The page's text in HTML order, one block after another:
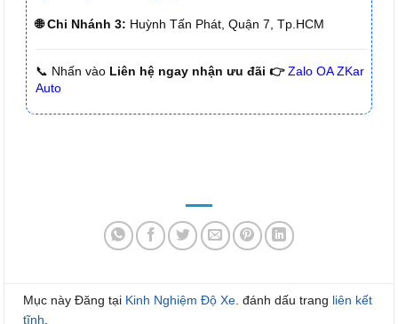
🌐 Chi Nhánh 3: Huỳnh Tấn Phát, Quận 7, Tp.HCM
📞 Nhấn vào Liên hệ ngay nhận ưu đãi 👉 Zalo OA ZKar
Auto
Mục này Đăng tại Kinh Nghiệm Độ Xe. đánh dấu trang liên kết
tĩnh.